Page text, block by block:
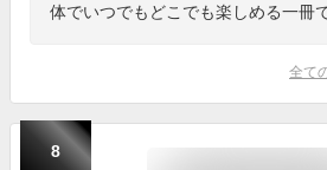
体でいつでもどこでも楽しめる一冊で
全て
8